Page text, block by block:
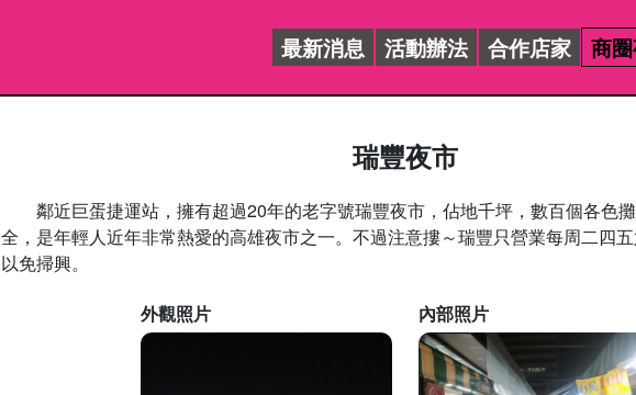
最新消息 活動辦法 合作店家 商
瑞豐夜市
鄰近巨蛋捷運站，擁有超過20年的老字號瑞豐夜市，佔地千坪，數百個各色
全，是年輕人近年非常熱愛的高雄夜市之一。不過注意摟～瑞豐只營業每周二四
以免掃興。
外觀照片
內部照片